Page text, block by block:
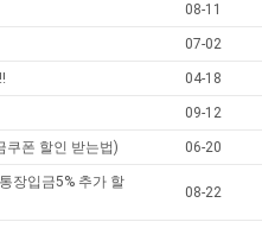
08-11
07-02
04-18
09-12
쿠폰 할인 받는법) 06-20
장입금5% 추가 할
08-22